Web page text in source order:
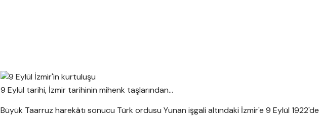
9 Eylül tarihi, İzmir tarihinin mihenk taşlarından...
Büyük Taarruz harekâtı sonucu Türk ordusu Yunan işgali altındaki İzmir'e 9 Eylül 1922'de